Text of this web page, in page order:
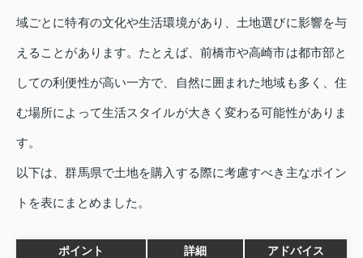
域ごとに特有の文化や生活環境があり、土地選びに影響を与
えることがあります。たとえば、前橋市や高崎市は都市部と
しての利便性が高い一方で、自然に囲まれた地域も多く、住
む場所によって生活スタイルが大きく変わる可能性がありま
す。
以下は、群馬県で土地を購入する際に考慮すべき主なポイン
トを表にまとめました。
ポイント 詳細 アドバイス